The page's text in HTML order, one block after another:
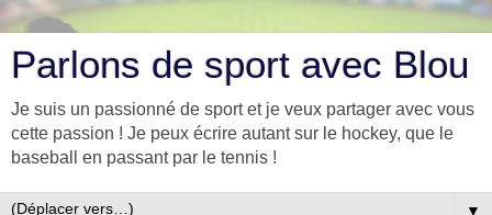
Parlons de sport avec Blou
Je suis un passionné de sport et je veux partager avec vous
cette passion ! Je peux écrire autant sur le hockey, que le
baseball en passant par le tennis !
▼